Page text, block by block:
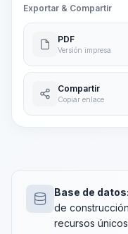
Exportar & Compartir
PDF
Versión impresa
Compartir
Copiar enlace
Base de datos:
de
recursos únicos